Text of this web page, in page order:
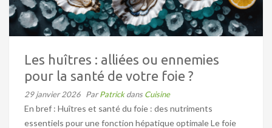
Les huîtres : alliées ou ennemies
pour la santé de votre foie ?
29 janvier 2026 ParPatrickdans Cuisine
En bref : Huîtres et santé du foie : des nutriments
essentiels pour une fonction hépatique optimale Le foie